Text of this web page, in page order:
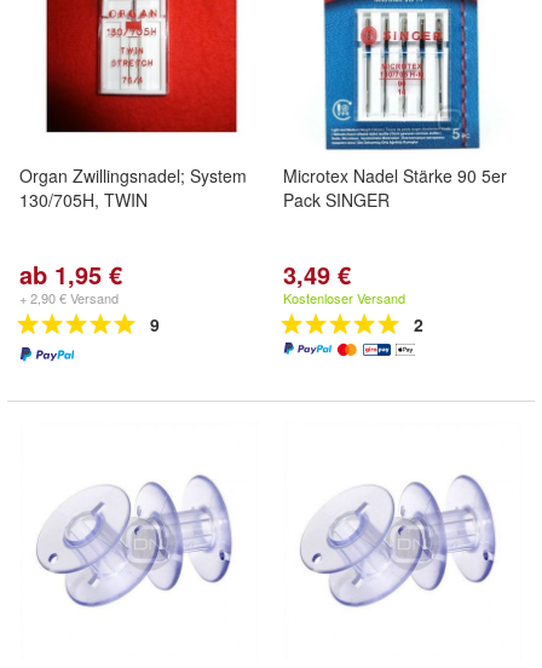
Organ Zwillingsnadel; System
130/705H, TWIN
ab 1,95 €
+ 2,90 € Versand
9
Microtex Nadel Stärke 90 5er
Pack SINGER
3,49 €
Kostenloser Versand
2